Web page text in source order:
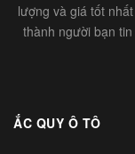
lượng và giá tốt
thành người bạn
ẮC QUY Ô TÔ